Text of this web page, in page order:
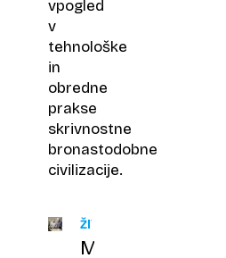
vpogled
v
tehnološke
in
obredne
prakse
skrivnostne
bronastodobne
civilizacije.
ŽIVLJENJE
Mislil